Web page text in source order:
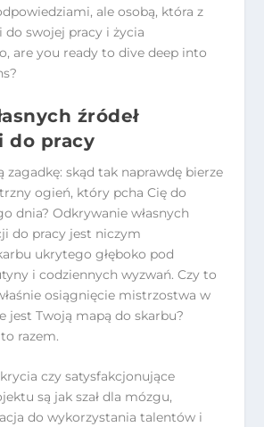
ale osobą, która z
do swojej pracy i życia
are you ready to dive deep into
źródeł
do pracy
zagadkę: skąd tak naprawdę bierze
ogień, który pcha Cię do
dnia? Odkrywanie własnych
do pracy jest niczym
ukrytego głęboko pod
i codziennych wyzwań. Czy to
osiągnięcie mistrzostwa w
jest Twoją mapą do skarbu?
razem.
czy satysfakcjonujące
są jak szał dla mózgu,
do wykorzystania talentów i